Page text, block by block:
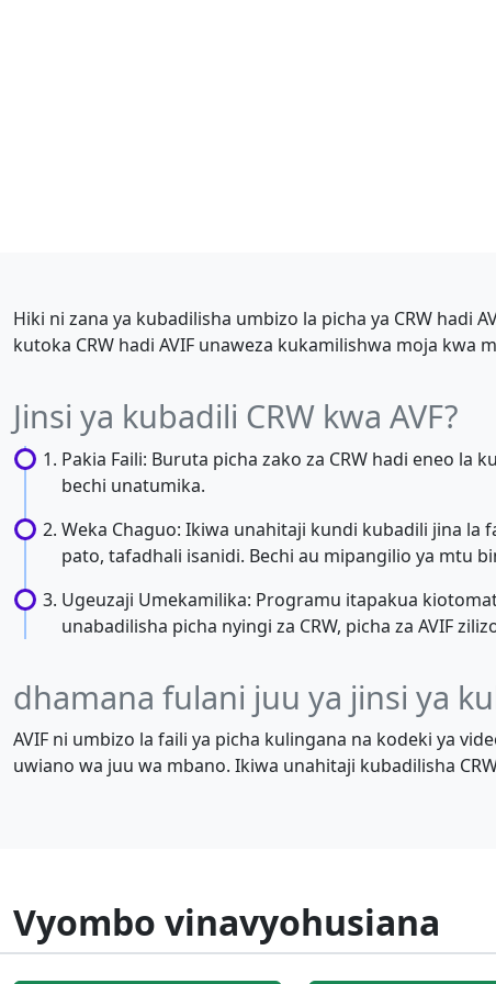
Hiki ni zana ya kubadilisha umbizo la picha ya CRW hadi
kutoka CRW hadi AVIF unaweza kukamilishwa moja kwa
Jinsi ya kubadili CRW kwa AVF?
Pakia Faili: Buruta picha zako za CRW hadi eneo la
bechi unatumika.
Weka Chaguo: Ikiwa unahitaji kundi kubadili jina la
pato, tafadhali isanidi. Bechi au mipangilio ya mtu
Ugeuzaji Umekamilika: Programu itapakua
unabadilisha picha nyingi za CRW, picha za AVIF
dhamana fulani juu ya jinsi ya
AVIF ni umbizo la faili ya picha kulingana na kodeki ya
uwiano wa juu wa mbano. Ikiwa unahitaji kubadilisha
Vyombo vinavyohusiana